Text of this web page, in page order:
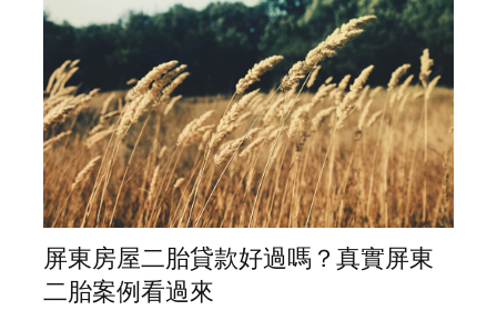
屏東房屋二胎貸款好過嗎？真實屏東
二胎案例看過來